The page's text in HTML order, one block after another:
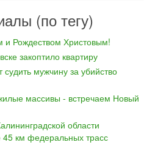
(по тегу)
Рождеством Христовым!
закоптило квартиру
судить мужчину за убийство
массивы - встречаем Новый
области
45 км федеральных трасс